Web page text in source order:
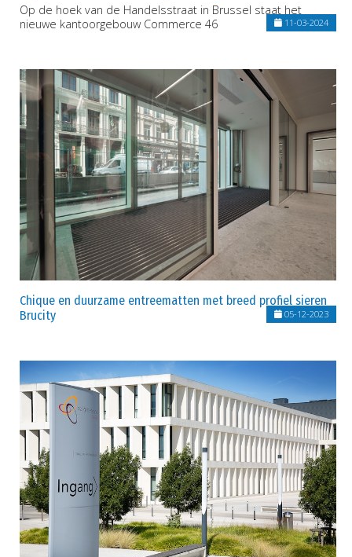
Op de hoek van de Handelsstraat in Brussel staat het
nieuwe kantoorgebouw Commerce 46
11-03-2024
Chique en duurzame entreematten met breed profiel sieren
Brucity
05-12-2023